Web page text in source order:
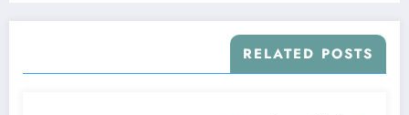
RELATED POSTS